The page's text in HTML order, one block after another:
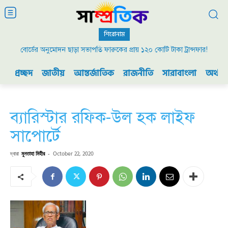
শিরোনাম
বোর্ডের অনুমোদন ছাড়া সভাপতি ফারুকের প্রায় ১২০ কোটি টাকা ট্রান্সফার!
প্রচ্ছদ জাতীয় আন্তর্জাতিক রাজনীতি সারাবাংলা
ব্যারিস্টার রফিক-উল হক লাইফ
সাপোর্টে
দ্বারা মুনতাহা মিহীর - October 22, 2020